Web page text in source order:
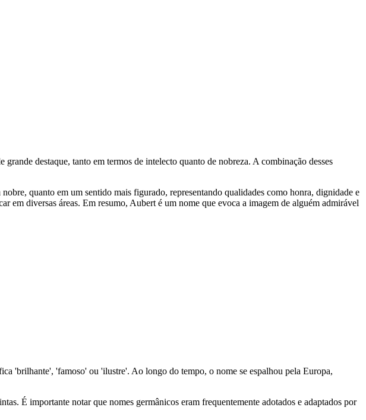
destaque, tanto em termos de intelecto quanto de nobreza. A combinação desses
quanto em um sentido mais figurado, representando qualidades como honra, dignidade e
em diversas áreas. Em resumo, Aubert é um nome que evoca a imagem de alguém admirável
'brilhante', 'famoso' ou 'ilustre'. Ao longo do tempo, o nome se espalhou pela Europa,
É importante notar que nomes germânicos eram frequentemente adotados e adaptados por